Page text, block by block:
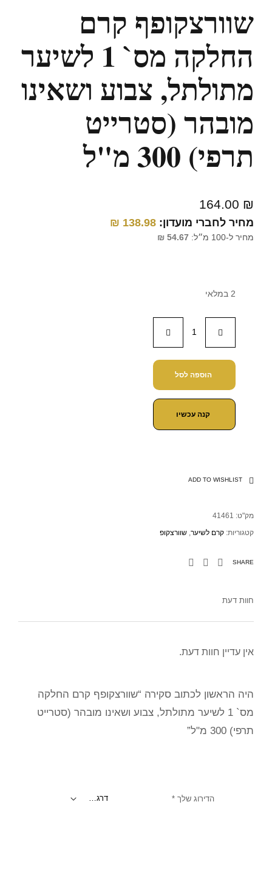
שוורצקופף קרם
החלקה מס` 1 לשיער
מתולתל, צבוע ושאינו
מובהר (סטרייט
תרפי) 300 מ"ל
164.00 ₪
מחיר לחברי מועדון: 138.98
₪
מחיר ל-100 מ״ל: 54.67
₪
2 במלאי
הוספה לסל
קנה עכשיו
ADD TO WISHLIST
מק"ט: 41461
קטגוריות: קרם לשיער, שוורצקופ
SHARE
חוות דעת
אין עדיין חוות דעת.
היה הראשון לכתוב סקירה “שוורצקופף קרם החלקה
מס` 1 לשיער מתולתל, צבוע ושאינו מובהר (סטרייט
תרפי) 300 מ"ל”
הדירוג שלך *